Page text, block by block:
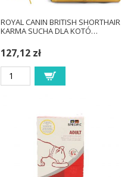
ROYAL CANIN BRITISH SHORTHAIR
KARMA SUCHA DLA KOTÓ…
127,12 zł